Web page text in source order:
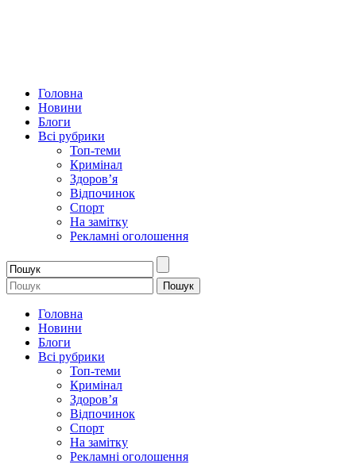
Головна
Новини
Блоги
Всі рубрики
Топ-теми
Кримінал
Здоров’я
Відпочинок
Спорт
На замітку
Рекламні оголошення
Головна
Новини
Блоги
Всі рубрики
Топ-теми
Кримінал
Здоров’я
Відпочинок
Спорт
На замітку
Рекламні оголошення